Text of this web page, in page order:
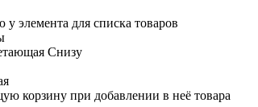
у элемента для списка товаров
Снизу
корзину при добавлении в неё товара